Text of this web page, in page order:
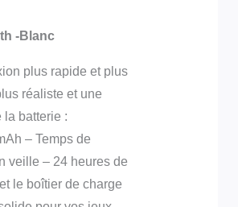
-Blanc
plus rapide et plus
réaliste et une
la batterie :
– Temps de
veille – 24 heures de
le boîtier de charge